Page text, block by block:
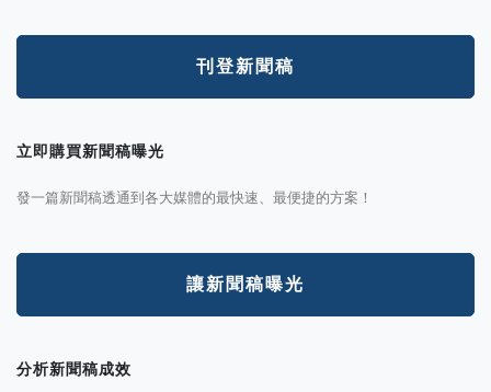
刊登新聞稿
立即購買新聞稿曝光
發一篇新聞稿透通到各大媒體的最快速、最便捷的方案！
讓新聞稿曝光
分析新聞稿成效